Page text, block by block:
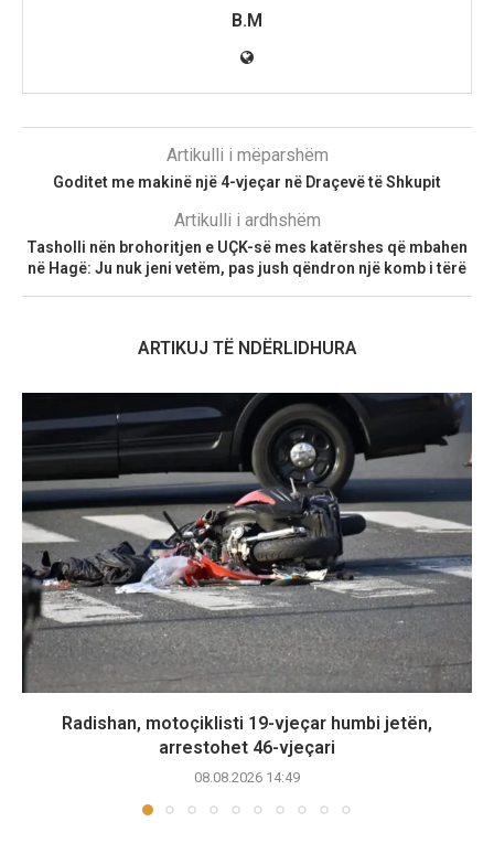
B.M
Artikulli i mëparshëm
Goditet me makinë një 4-vjeçar në Draçevë të Shkupit
Artikulli i ardhshëm
Tasholli nën brohoritjen e UÇK-së mes katërshes që mbahen
në Hagë: Ju nuk jeni vetëm, pas jush qëndron një komb i tërë
ARTIKUJ TË NDËRLIDHURA
Radishan, motoçiklisti 19-vjeçar humbi jetën,
arrestohet 46-vjeçari
08.08.2026 14:49